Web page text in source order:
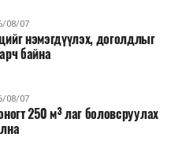
Вашингтон мужид
байгууллагууд ойрын
дахин огцом
төлөвтэй байгааг
гал унтраах ажиллагаанд
онцолжээ.
08/07
нэмэгдүүлэх, доголдлыг
байна
08/07
250 м³ лаг боловсруулах